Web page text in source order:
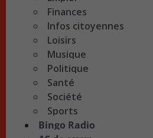
Finances
Infos citoyennes
Loisirs
Musique
Politique
Santé
Société
Sports
Bingo Radio